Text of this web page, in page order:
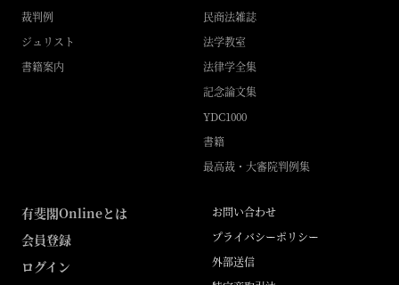
裁判例
ジュリスト
書籍案内
民商法雑誌
法学教室
法律学全集
記念論文集
YDC1000
書籍
最高裁・大審院判例集
有斐閣Onlineとは
会員登録
ログイン
お問い合わせ
プライバシーポリシー
外部送信